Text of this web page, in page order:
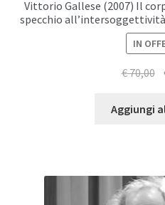
Vittorio Gallese (2007) Il
specchio
IN
€70,00
Aggiungi